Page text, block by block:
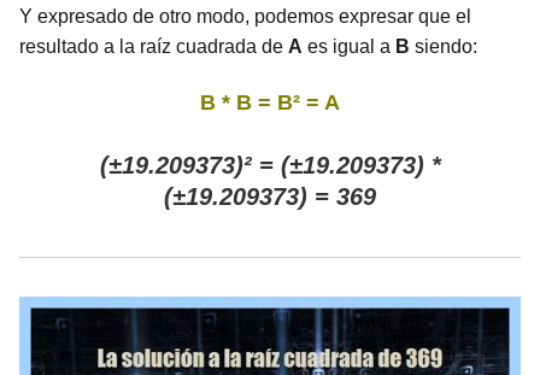
Y expresado de otro modo, podemos expresar que el
resultado a la raíz cuadrada de A es igual a B siendo:
B * B = B² = A
(±19.209373)² = (±19.209373) *
(±19.209373) = 369